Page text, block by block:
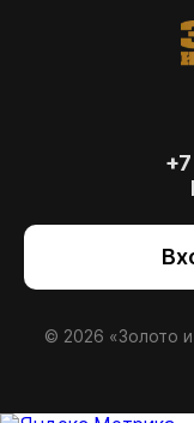
© 2026 «Золото
также для
сайт, вы даете